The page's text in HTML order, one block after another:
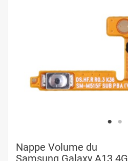
Nappe Volume du
Samsung Galaxy A13 4G